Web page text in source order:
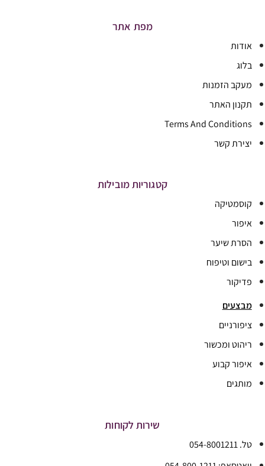
מפת אתר
אודות
בלוג
מעקב הזמנות
תקנון האתר
Terms And Conditions
יצירת קשר
קטגוריות מובילות
קוסמטיקה
איפור
הסרת שיער
בישום וטיפוח
פדיקור
מבצעים
ציפורניים
ריהוט ומכשור
איפור קבוע
מותגים
שירות לקוחות
טל. 054-8001211